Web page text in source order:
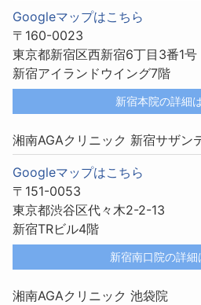
Googleマップはこちら
〒160-0023
東京都新宿区西新宿6丁目3番1号
新宿アイランドウイング7階
新宿本院の詳細
湘南AGAクリニック 新宿サザン
Googleマップはこちら
〒151-0053
東京都渋谷区代々木2-2-13
新宿TRビル4階
新宿南口院の詳細
湘南AGAクリニック 池袋院